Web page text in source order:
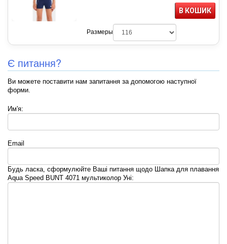
В КОШИК
Размеры
Є питання?
Ви можете поставити нам запитання за допомогою наступної
форми.
Им'я:
Email
Будь ласка, сформулюйте Ваші питання щодо Шапка для плавання
Aqua Speed BUNT 4071 мультиколор Уні: